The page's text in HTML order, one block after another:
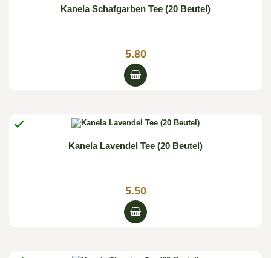
Kanela Schafgarben Tee (20 Beutel)
5.80

Kanela Lavendel Tee (20 Beutel)
5.50